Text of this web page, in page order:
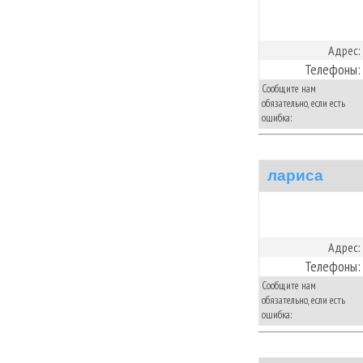
Адрес:
Телефоны:
Сообщите нам
обязательно, если есть
ошибка:
лариса
Адрес:
Телефоны:
Сообщите нам
обязательно, если есть
ошибка: